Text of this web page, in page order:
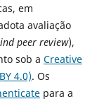
em
avaliação
peer review),
sob a Creative
4.0). Os
para a